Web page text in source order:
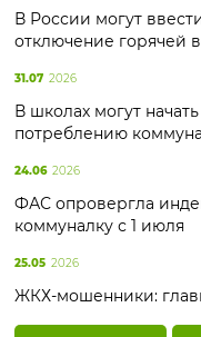
В России могут
отключение горячей
31.07 2026
В школах могут
потреблению
24.06 2026
ФАС опровергла
коммуналку с 1 июля
25.05 2026
ЖКХ-мошенники: